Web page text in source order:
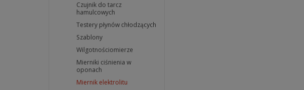
Czujnik do tarcz
hamulcowych
Testery płynów chłodzących
Szablony
Wilgotnościomierze
Mierniki ciśnienia w
oponach
Miernik elektrolitu